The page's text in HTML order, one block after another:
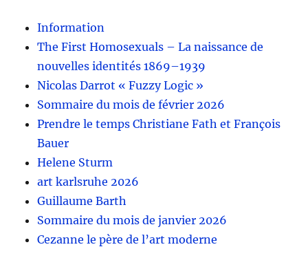
Information
The First Homosexuals – La naissance de
nouvelles identités 1869–1939
Nicolas Darrot « Fuzzy Logic »
Sommaire du mois de février 2026
Prendre le temps Christiane Fath et François
Bauer
Helene Sturm
art karlsruhe 2026
Guillaume Barth
Sommaire du mois de janvier 2026
Cezanne le père de l’art moderne